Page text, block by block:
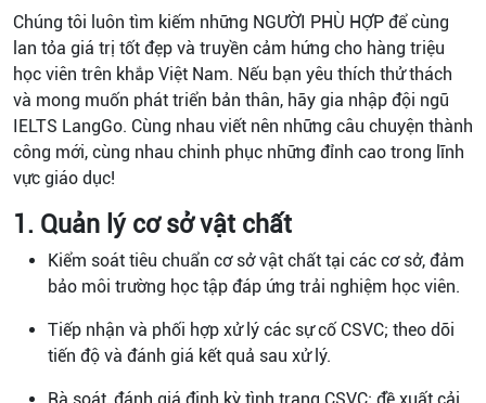
Chúng tôi luôn tìm kiếm những NGƯỜI PHÙ HỢP để cùng
lan tỏa giá trị tốt đẹp và truyền cảm hứng cho hàng triệu
học viên trên khắp Việt Nam. Nếu bạn yêu thích thử thách
và mong muốn phát triển bản thân, hãy gia nhập đội ngũ
IELTS LangGo. Cùng nhau viết nên những câu chuyện thành
công mới, cùng nhau chinh phục những đỉnh cao trong lĩnh
vực giáo dục!
1. Quản lý cơ sở vật chất
Kiểm soát tiêu chuẩn cơ sở vật chất tại các cơ sở, đảm
bảo môi trường học tập đáp ứng trải nghiệm học viên.
Tiếp nhận và phối hợp xử lý các sự cố CSVC; theo dõi
tiến độ và đánh giá kết quả sau xử lý.